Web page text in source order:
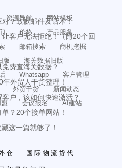
？致歉邮件及话术！
客户无法拒绝！（附20个回
费查海关数据？
外贸人干货整理！
户，该如何快速激活？
？20个接单网站！
这一篇就够了！
资源导航
网站模板
价格
产品服务
邮箱搜索
商机挖掘
版
海关数据旧版
Whatsapp
客户管理
外贸干货
新闻动态
会议报名
AI建站
仓 国际物流货代